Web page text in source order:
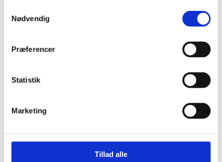
Nødvendig
Præferencer
Statistik
Marketing
Tillad alle
36, 6400 Sønderborg. Fri parkering. Indgang og
Tilmelding er nødvendig – senest d. 29.